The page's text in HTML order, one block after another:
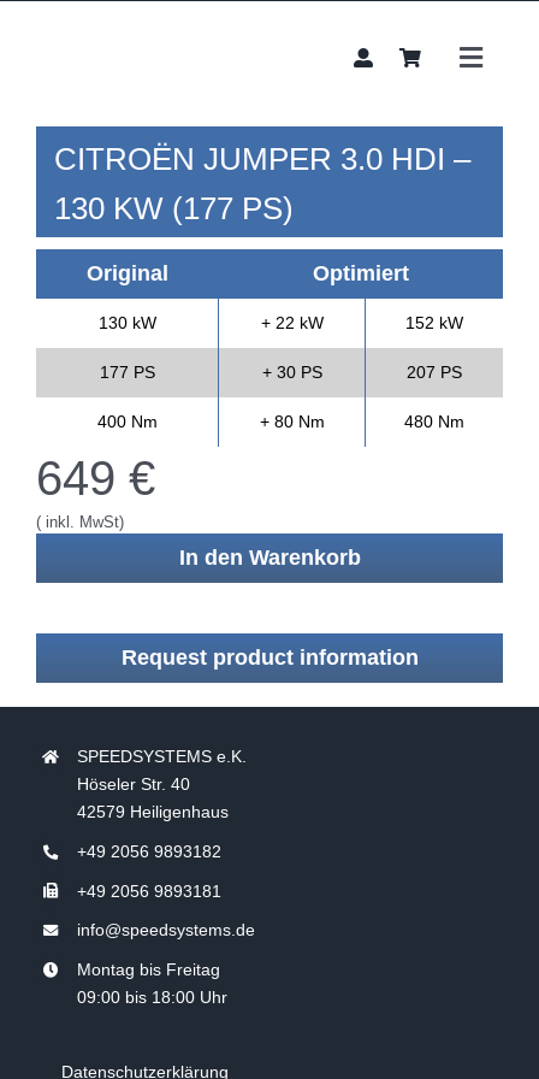
Toggle
B2B
CITROËN JUMPER 3.0 HDI –
130 KW (177 PS)
Original Optimiert
130 kW + 22 kW 152 kW
177 PS + 30 PS 207 PS
400 Nm + 80 Nm 480 Nm
649 €
( inkl. MwSt)
In den Warenkorb
Request product information
SPEEDSYSTEMS e.K.
Höseler Str. 40
42579 Heiligenhaus
+49 2056 9893182
+49 2056 9893181
info@speedsystems.de
Montag bis Freitag
09:00 bis 18:00 Uhr
Datenschutzerklärung